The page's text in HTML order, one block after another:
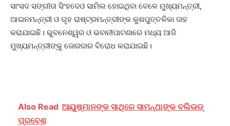
ସାଂସଦ ସଙ୍ଗୀତା ସିଂହଦେଓ ସାମିଲ ହୋଇଥିବା ବେଳେ ମୁଖ୍ୟମନ୍ତ୍ରୀ,
ଆଇନମନ୍ତ୍ରୀ ଓ ଗୃହ ରାଷ୍ଟ୍ରମନ୍ତ୍ରୀଙ୍କ କୁଶପୁତ୍ତଳିକା ଦାହ
କରାଯାଇଛି। ଭୁବନେଶ୍ୱର ଓ ଭବାନୀପାଟଣାରେ ମଧ୍ୟ ଆଜି
ମୁଖ୍ୟମନ୍ତ୍ରୀଙ୍କୁ ଜୋରଦାର ବିରୋଧ କରାଯାଇଛି।
Also Read ଆୟୁଷ୍ମାନଙ୍କ ସାଥିରେ ସାମନ୍ଥାଙ୍କ ବଲିଉଡ୍‌
ପ୍ରବେଶ